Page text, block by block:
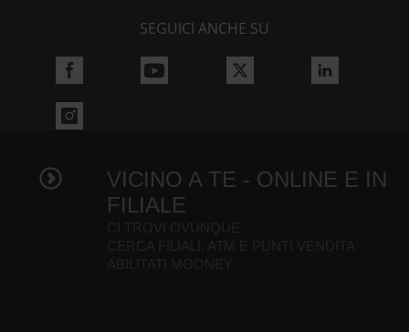
SEGUICI ANCHE SU
VICINO A TE - ONLINE E IN
FILIALE